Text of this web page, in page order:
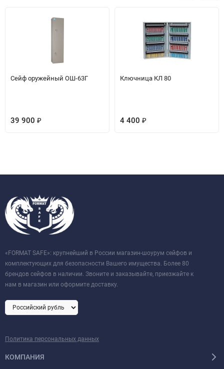
Сейф оружейный ОШ-63Г
39 900 ₽
Ключница КЛ 80
4 400 ₽
«FORMAT SAFE»: крупнейший в России магазин-шоурум сейфов и
комплектующих для безопасности Вашего имущества. Более 80
брендов сейфов в наличии. Звоните и заказывайте, приезжайте к
нам в магазин или оформите доставку.
Политика персональных данных
КОМПАНИЯ